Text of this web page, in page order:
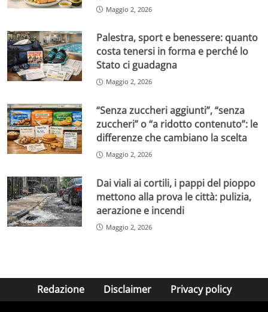
Maggio 2, 2026
Palestra, sport e benessere: quanto
costa tenersi in forma e perché lo
Stato ci guadagna
Maggio 2, 2026
“Senza zuccheri aggiunti”, “senza
zuccheri” o “a ridotto contenuto”: le
differenze che cambiano la scelta
Maggio 2, 2026
Dai viali ai cortili, i pappi del pioppo
mettono alla prova le città: pulizia,
aerazione e incendi
Maggio 2, 2026
Redazione Disclaimer Privacy policy